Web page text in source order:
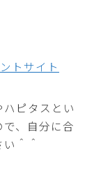
トサイト
ピタスとい
、自分に合
＾＾